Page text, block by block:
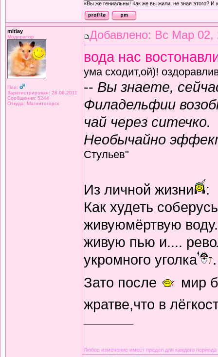
«Вы же гениальны! Как же вы жили, не зная этого? И
mitiay
Модератор
Пол:
Зарегистрирован: 28.06.2011
Сообщения: 5244
Откуда: Магнитогорск
Добавлено: Вс Мар 02,
вода нас
ума сходит,ой)!
-- Вы знаете,
Филадельфии
чай через ситечко.
Необычайно
Стульев"
Из личной жизни
:
Как худеть
живуюмёртвую
живую пью и....
укромного уголка
.
Зато после
мир
жратве,что в
Любое изменение имеет предел для каждого периода